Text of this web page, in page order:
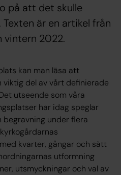
på att det skulle
är en artikel från
vintern 2022.
kan man läsa att
viktig del av vårt definierade
utseende som våra
har idag speglar
begravning under flera
kvarter, gångar och sätt
utformning
utsmyckningar och val av